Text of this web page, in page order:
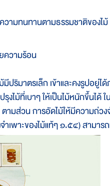
วามทนทานตามธรรมชาติของไ
ความร้อน
มาตรเล็ก เข้าและคงรูปอยู่ได้
งไม้ที่เบาๆ ให้เป็นไม้หนักขึ้นได้ ใ
ามส่วน การอัดไม้ให้มีความถ่ว
เพาะของไม้แท้ๆ ๑.๕๔) สามาร